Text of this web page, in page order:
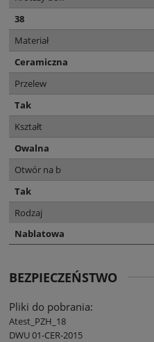
38
Materiał
Ceramiczna
Przelew
Tak
Kształt
Owalna
Otwór na b
Tak
Rodzaj
Nablatowa
BEZPIECZEŃSTWO
Pliki do pobrania:
Atest_PZH_18
DWU 01-CER-2015